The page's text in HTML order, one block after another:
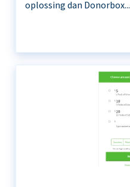
oplossing dan Donorbox...